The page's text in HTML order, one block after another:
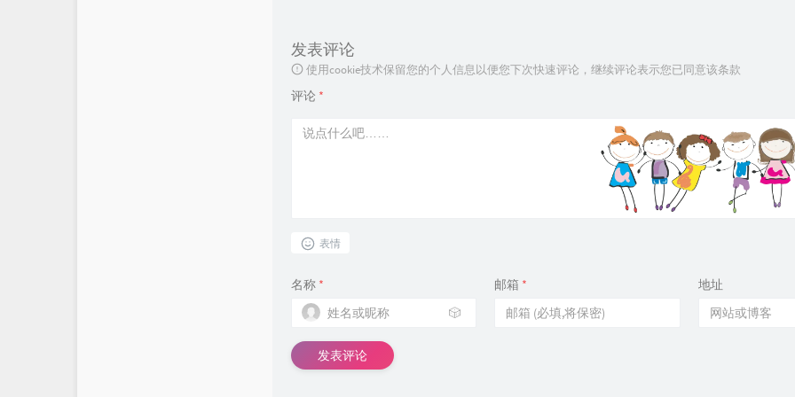
发表评论
使用cookie技术保留您的个人信息以便您下次快速评论，继续评论表示您已同意该条款
评论 *
表情
名称 *
🎲
邮箱 * 地址
发表评论